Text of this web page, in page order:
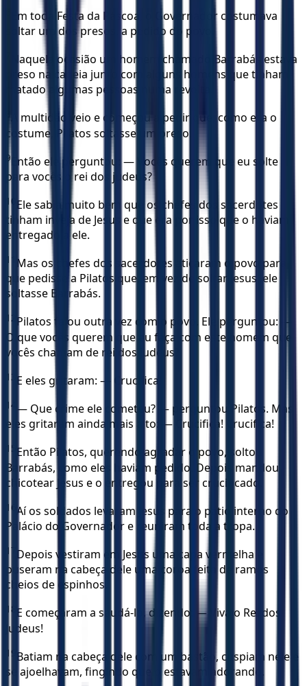
Em toda Festa da Páscoa, o Governador costumava
soltar um dos presos, a pedido do povo.
Naquela ocasião um homem chamado Barrabás estava
preso na cadeia junto com alguns homens que tinham
matado algumas pessoas numa revolta.
A multidão veio e começou a pedir que, como era o
costume, Pilatos soltasse um preso.
9
Então ele perguntou: — Vocês querem que eu solte
para vocês o rei dos judeus?
10 Ele sabia muito bem que os chefes dos sacerdotes
tinham inveja de Jesus e que era por isso que o haviam
entregado a ele.
11
Mas os chefes dos sacerdotes atiçaram o povo para
que pedisse a Pilatos que, em vez de soltar Jesus, ele
soltasse Barrabás.
12 Pilatos falou outra vez com o povo. Ele perguntou: —
O que vocês querem que eu faça com este homem que
vocês chamam de rei dos judeus?
13 E eles gritaram: — Crucifica!
14 — Que crime ele cometeu? — perguntou Pilatos. Mas
eles gritaram ainda mais alto: — Crucifica! Crucifica!
15 Então Pilatos, querendo agradar o povo, soltou
Barrabás, como eles haviam pedido. Depois mandou
chicotear Jesus e o entregou para ser crucificado.
16 Aí os soldados levaram Jesus para o pátio interno do
Palácio do Governador e reuniram toda a tropa.
17 Depois vestiram em Jesus uma capa vermelha e
puseram na cabeça dele uma coroa feita de ramos
cheios de espinhos.
18 E começaram a saudá-lo, dizendo: — Viva o Rei dos
Judeus!
19 Batiam na cabeça dele com um bastão, cuspiam nele e
se ajoelhavam, fingindo que o estavam adorando.